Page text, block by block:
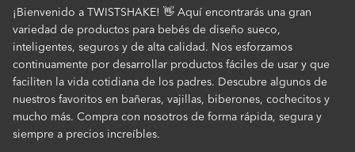
¡Bienvenido a TWISTSHAKE! 👋 Aquí encontrarás una gran
variedad de productos para bebés de diseño sueco,
inteligentes, seguros y de alta calidad. Nos esforzamos
continuamente por desarrollar productos fáciles de usar y que
faciliten la vida cotidiana de los padres. Descubre algunos de
nuestros favoritos en bañeras, vajillas, biberones, cochecitos y
mucho más. Compra con nosotros de forma rápida, segura y
siempre a precios increíbles.